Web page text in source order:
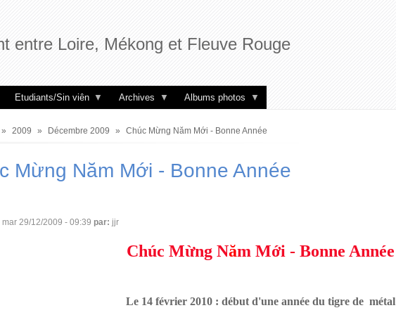
entre Loire, Mékong et Fleuve Rouge
Etudiants/Sin viên Archives Albums photos
2009 Décembre 2009 Chúc Mừng Năm Mới - Bonne Année
Mừng Năm Mới - Bonne Année
mar 29/12/2009 - 09:39 par: jjr
Chúc Mừng Năm Mới - Bonne Année
Le 14 février 2010 : début d'une année du tigre de métal